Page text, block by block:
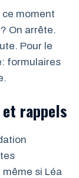
ce moment
On arrête.
Pour le
formulaires
rappels
si Léa